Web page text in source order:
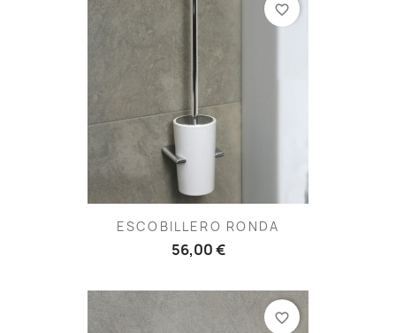
ESCOBILLERO RONDA
56,00 €
favorite_border
favorite_border